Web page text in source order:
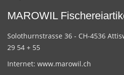
MAROWIL
Solothurnstrasse 36 - CH-4536
29 54 + 55
Internet: www.marowil.ch